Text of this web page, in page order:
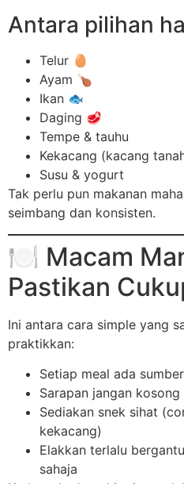
Antara pilihan
Telur 🥚
Ayam 🍗
Ikan 🐟
Daging 🥩
Tempe & tauhu
Kekacang (kacang
Susu & yogurt
Tak perlu pun makanan
seimbang dan konsisten.
🍽️ Macam
Pastikan
Ini antara cara simple yang
praktikkan:
Setiap meal ada
Sarapan jangan
Sediakan snek sihat
kekacang)
Elakkan terlalu
sahaja